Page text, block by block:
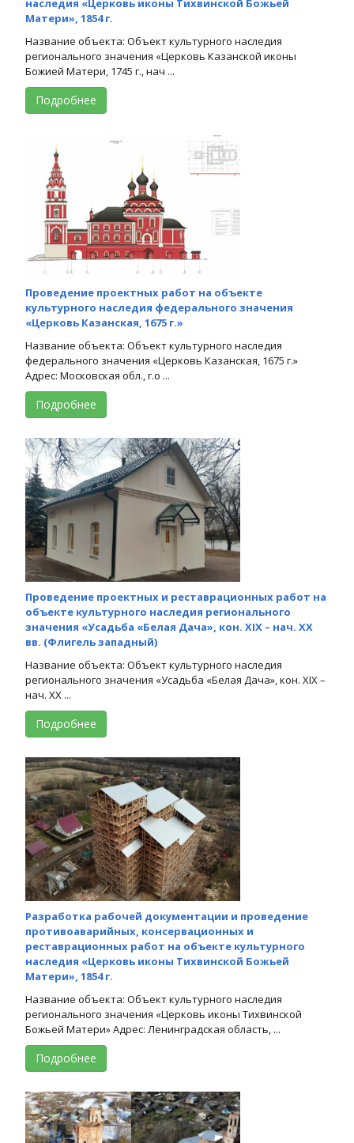
наследия «Церковь иконы Тихвинской Божьей
Матери», 1854 г.
Название объекта: Объект культурного наследия
регионального значения «Церковь Казанской иконы
Божией Матери, 1745 г., нач ...
Подробнее
Проведение проектных работ на объекте
культурного наследия федерального значения
«Церковь Казанская, 1675 г.»
Название объекта: Объект культурного наследия
федерального значения «Церковь Казанская, 1675 г.»
Адрес: Московская обл., г.о ...
Подробнее
Проведение проектных и реставрационных работ на
объекте культурного наследия регионального
значения «Усадьба «Белая Дача», кон. XIX – нач. XX
вв. (Флигель западный)
Название объекта: Объект культурного наследия
регионального значения «Усадьба «Белая Дача», кон. XIX –
нач. XX ...
Подробнее
Разработка рабочей документации и проведение
противоаварийных, консервационных и
реставрационных работ на объекте культурного
наследия «Церковь иконы Тихвинской Божьей
Матери», 1854 г.
Название объекта: Объект культурного наследия
регионального значения «Церковь иконы Тихвинской
Божьей Матери» Адрес: Ленинградская область, ...
Подробнее